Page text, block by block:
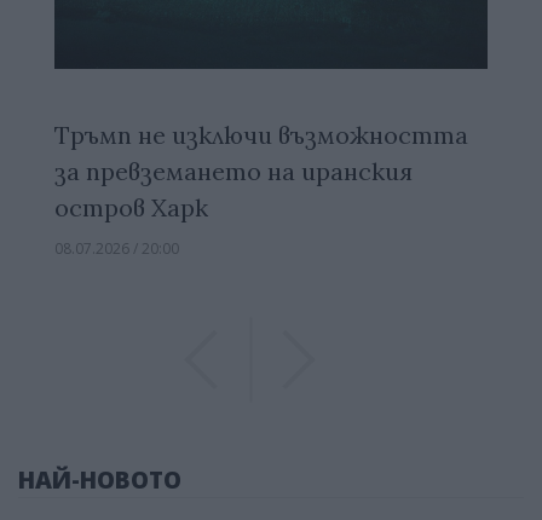
Тръмп не изключи възможността
за превземането на иранския
остров Харк
08.07.2026 / 20:00
НАЙ-НОВОТО